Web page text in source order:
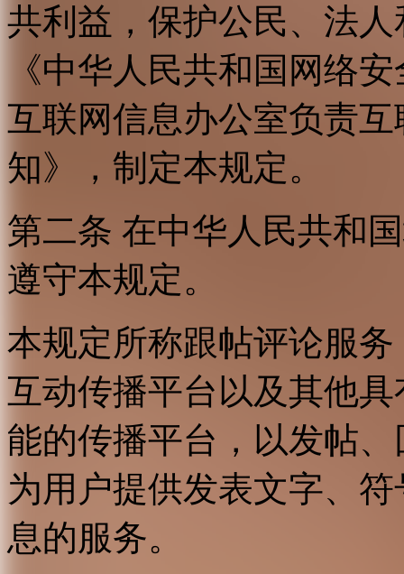
共利益，保护公民、法
《中华人民共和国网络
互联网信息办公室负责
知》，制定本规定。
第二条 在中华人民共和
遵守本规定。
本规定所称跟帖评论服
互动传播平台以及其他
能的传播平台，以发帖
为用户提供发表文字、
息的服务。